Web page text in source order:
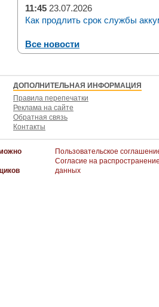
11:45 23.07.2026
Как продлить срок службы
Все новости
ДОПОЛНИТЕЛЬНАЯ ИНФОРМАЦИЯ
Правила перепечатки
Реклама на сайте
Обратная связь
Контакты
Пользовательское
Согласие на
данных